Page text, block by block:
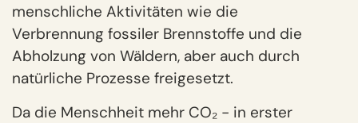
menschliche Aktivitäten wie die
Verbrennung fossiler Brennstoffe und die
Abholzung von Wäldern, aber auch durch
natürliche Prozesse freigesetzt.
Da die Menschheit mehr CO₂ - in erster